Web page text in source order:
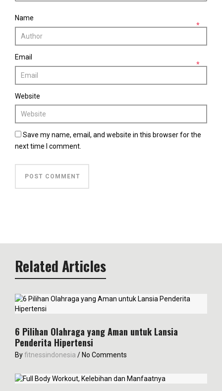
Name
*
Email
*
Website
Save my name, email, and website in this browser for the
next time I comment.
Related Articles
6 Pilihan Olahraga yang Aman untuk Lansia
Penderita Hipertensi
Byfitnessindonesia / No Comments